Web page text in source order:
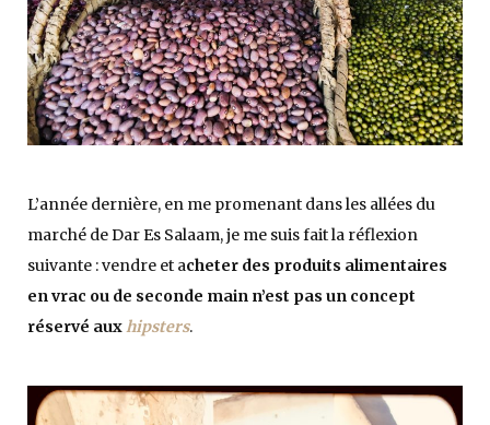
L’année dernière, en me promenant dans les allées du
marché de Dar Es Salaam, je me suis fait la réflexion
suivante : vendre et acheter des produits alimentaires
en vrac ou de seconde main n’est pas un concept
réservé auxhipsters.